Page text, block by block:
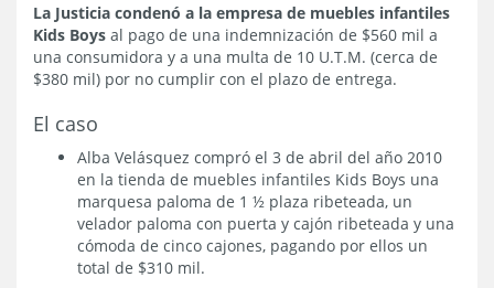
La Justicia condenó a la empresa de muebles infantiles
Kids Boys al pago de una indemnización de $560 mil a
una consumidora y a una multa de 10 U.T.M. (cerca de
$380 mil) por no cumplir con el plazo de entrega.
El caso
Alba Velásquez compró el 3 de abril del año 2010
en la tienda de muebles infantiles Kids Boys una
marquesa paloma de 1 ½ plaza ribeteada, un
velador paloma con puerta y cajón ribeteada y una
cómoda de cinco cajones, pagando por ellos un
total de $310 mil.